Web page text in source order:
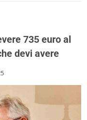
735 euro al
devi avere